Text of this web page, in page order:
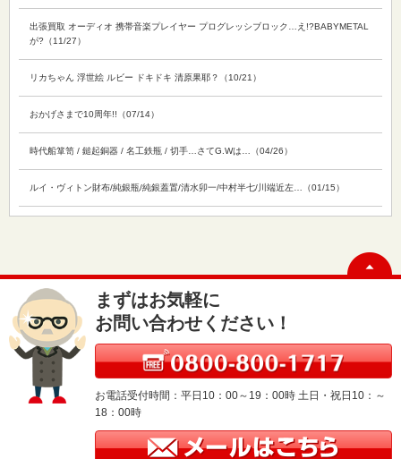
出張買取 オーディオ 携帯音楽プレイヤー プログレッシブロック…え!?BABYMETAL
が?（11/27）
リカちゃん 浮世絵 ルビー ドキドキ 清原果耶？（10/21）
おかげさまで10周年!!（07/14）
時代船箪笥 / 鎚起銅器 / 名工鉄瓶 / 切手…さてG.Wは…（04/26）
ルイ・ヴィトン財布/純銀瓶/純銀蓋置/清水卯一/中村半七/川端近左…（01/15）
まずはお気軽に
お問い合わせください！
お電話受付時間：平日10：00～19：00時 土日・祝日10：～
18：00時